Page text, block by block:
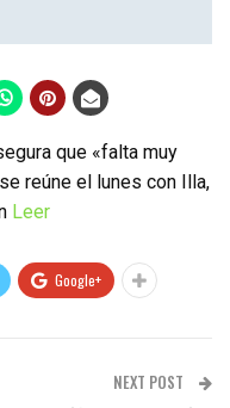
que «falta muy
reúne el lunes con Illa,
Leer
Google+
NEXT POST